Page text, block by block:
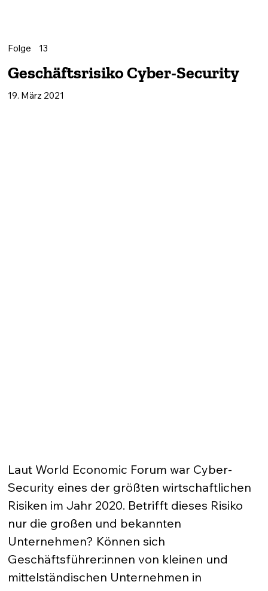
Folge 13
Geschäftsrisiko Cyber-Security
19. März 2021
Laut World Economic Forum war Cyber-
Security eines der größten wirtschaftlichen
Risiken im Jahr 2020. Betrifft dieses Risiko
nur die großen und bekannten
Unternehmen? Können sich
Geschäftsführer:innen von kleinen und
mittelständischen Unternehmen in